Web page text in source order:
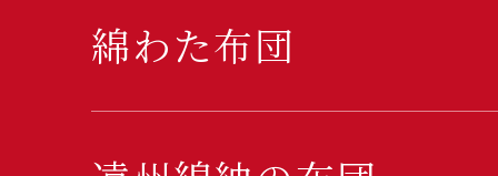
綿わた布団